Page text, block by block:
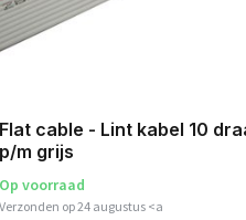
Flat cable - Lint kabel 10
p/m grijs
Op voorraad
Verzonden op 24 augustus <a